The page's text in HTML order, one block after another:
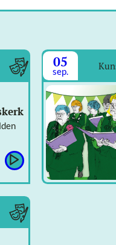
05
sep.